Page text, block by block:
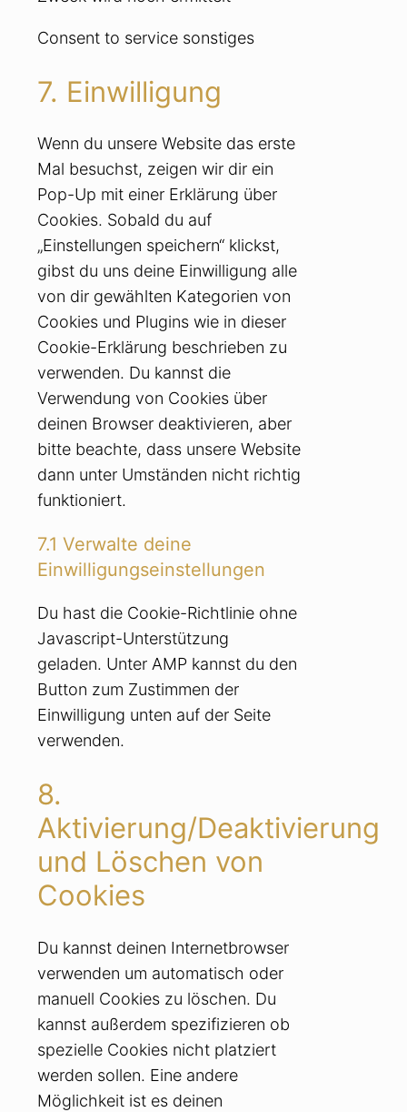
Consent to service sonstiges
7. Einwilligung
Wenn du unsere Website das erste
Mal besuchst, zeigen wir dir ein
Pop-Up mit einer Erklärung über
Cookies. Sobald du auf
„Einstellungen speichern“ klickst,
gibst du uns deine Einwilligung alle
von dir gewählten Kategorien von
Cookies und Plugins wie in dieser
Cookie-Erklärung beschrieben zu
verwenden. Du kannst die
Verwendung von Cookies über
deinen Browser deaktivieren, aber
bitte beachte, dass unsere Website
dann unter Umständen nicht richtig
funktioniert.
7.1 Verwalte deine
Einwilligungseinstellungen
Du hast die Cookie-Richtlinie ohne
Javascript-Unterstützung
geladen. Unter AMP kannst du den
Button zum Zustimmen der
Einwilligung unten auf der Seite
verwenden.
8.
Aktivierung/Deaktivierung
und Löschen von
Cookies
Du kannst deinen Internetbrowser
verwenden um automatisch oder
manuell Cookies zu löschen. Du
kannst außerdem spezifizieren ob
spezielle Cookies nicht platziert
werden sollen. Eine andere
Möglichkeit ist es deinen